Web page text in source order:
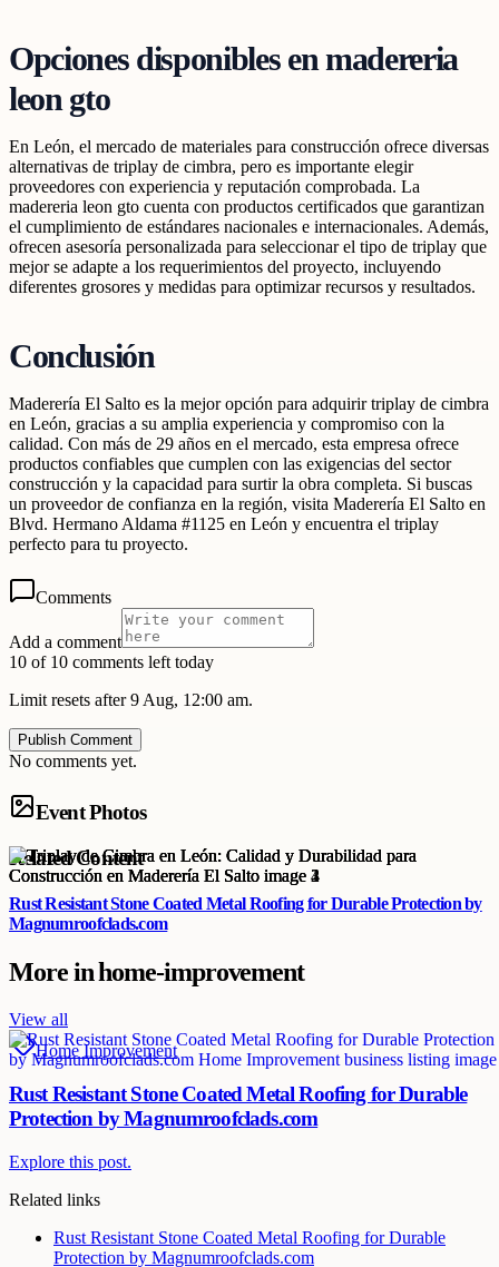
Opciones disponibles en madereria
leon gto
En León, el mercado de materiales para construcción ofrece diversas
alternativas de triplay de cimbra, pero es importante elegir
proveedores con experiencia y reputación comprobada. La
madereria leon gto cuenta con productos certificados que garantizan
el cumplimiento de estándares nacionales e internacionales. Además,
ofrecen asesoría personalizada para seleccionar el tipo de triplay que
mejor se adapte a los requerimientos del proyecto, incluyendo
diferentes grosores y medidas para optimizar recursos y resultados.
Conclusión
Maderería El Salto es la mejor opción para adquirir triplay de cimbra
en León, gracias a su amplia experiencia y compromiso con la
calidad. Con más de 29 años en el mercado, esta empresa ofrece
productos confiables que cumplen con las exigencias del sector
construcción y la capacidad para surtir la obra completa. Si buscas
un proveedor de confianza en la región, visita Maderería El Salto en
Blvd. Hermano Aldama #1125 en León y encuentra el triplay
perfecto para tu proyecto.
Comments
Add a comment
10 of 10 comments left today
Limit resets after 9 Aug, 12:00 am.
Publish Comment
No comments yet.
Event Photos
Related Content
Rust Resistant Stone Coated Metal Roofing for Durable Protection by
Magnumroofclads.com
More inhome-improvement
View all
Home Improvement
Rust Resistant Stone Coated Metal Roofing for Durable
Protection by Magnumroofclads.com
Explore this post.
Related links
Rust Resistant Stone Coated Metal Roofing for Durable
Protection by Magnumroofclads.com